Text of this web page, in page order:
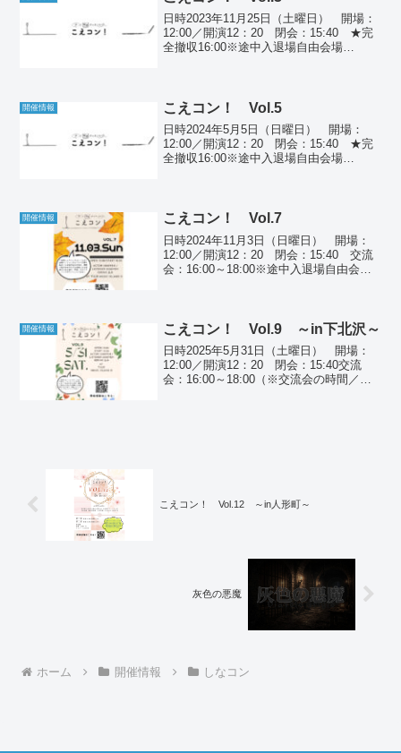
リオの公募企画です。「こえ...
日時2023年11月25日（土曜日） 開場：
12:00／開演12：20 閉会：15:40 ★完
全撤収16:00※途中入退場自由会場
開催情報 こえコン！ Vol.5
日時2024年5月5日（日曜日） 開場：
12:00／開演12：20 閉会：15:40 ★完
全撤収16:00※途中入退場自由会場
開催情報 こえコン！ Vol.7
日時2024年11月3日（日曜日） 開場：
12:00／開演12：20 閉会：15:40 交流
会：16:00～18:00※途中入退場自由会場
開催情報 こえコン！ Vol.9 ～in下北沢～
日時2025年5月31日（土曜日） 開場：
12:00／開演12：20 閉会：15:40交流
会：16:00～18:00（※交流会の時間／場
こえコン！ Vol.12 ～in人形町～
灰色の悪魔
ホーム 開催情報 しなコン